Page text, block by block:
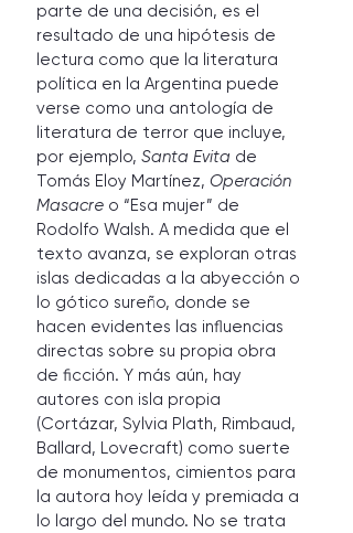
parte de una decisión, es el
resultado de una hipótesis de
lectura como que la literatura
política en la Argentina puede
verse como una antología de
literatura de terror que incluye,
por ejemplo, Santa Evita de
Tomás Eloy Martínez, Operación
Masacre o “Esa mujer” de
Rodolfo Walsh. A medida que el
texto avanza, se exploran otras
islas dedicadas a la abyección o
lo gótico sureño, donde se
hacen evidentes las influencias
directas sobre su propia obra
de ficción. Y más aún, hay
autores con isla propia
(Cortázar, Sylvia Plath, Rimbaud,
Ballard, Lovecraft) como suerte
de monumentos, cimientos para
la autora hoy leída y premiada a
lo largo del mundo. No se trata